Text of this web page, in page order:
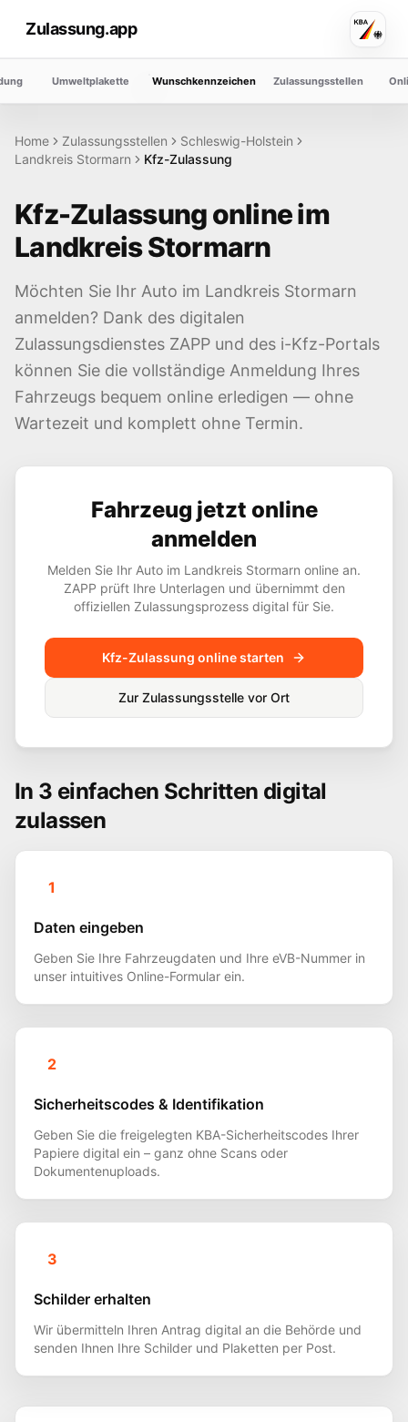
Zulassung.app
Umweltplakette Wunschkennzeichen Zulassungsstellen
Home Zulassungsstellen
Schleswig-Holstein
Landkreis Stormarn Kfz-Zulassung
Kfz-Zulassung online im
LandkreisStormarn
Möchten Sie Ihr Auto im Landkreis Stormarn
anmelden? Dank des digitalen
Zulassungsdienstes ZAPP und des i-Kfz-Portals
können Sie die vollständige Anmeldung Ihres
Fahrzeugs bequem online erledigen — ohne
Wartezeit und komplett ohne Termin.
Fahrzeug jetzt online
anmelden
Melden Sie Ihr Auto im Landkreis Stormarn online an.
ZAPP prüft Ihre Unterlagen und übernimmt den
offiziellen Zulassungsprozess digital für Sie.
Kfz-Zulassung online starten
Zur Zulassungsstelle vor Ort
In 3 einfachen Schritten digital
zulassen
1
Daten eingeben
Geben Sie Ihre Fahrzeugdaten und Ihre eVB-Nummer in
unser intuitives Online-Formular ein.
2
Sicherheitscodes & Identifikation
Geben Sie die freigelegten KBA-Sicherheitscodes Ihrer
Papiere digital ein – ganz ohne Scans oder
Dokumentenuploads.
3
Schilder erhalten
Wir übermitteln Ihren Antrag digital an die Behörde und
senden Ihnen Ihre Schilder und Plaketten per Post.